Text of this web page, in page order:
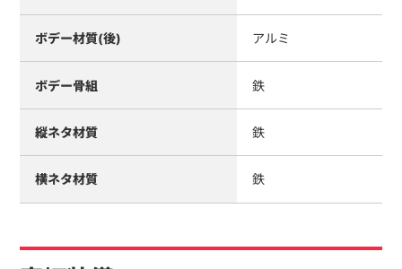
ボデー材質(後) アルミ
ボデー骨組 鉄
縦ネタ材質 鉄
横ネタ材質 鉄